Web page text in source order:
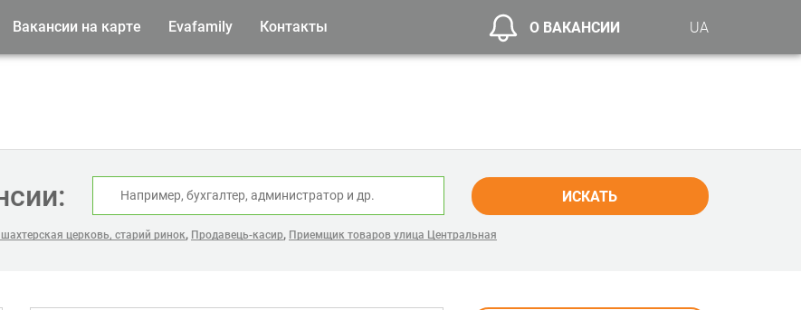
Вакансии на карте Evafamily Контакты О ВАКАНСИИ UA
ИСКАТЬ
церковь, старий ринок, Продавець-касир, Приемщик товаров улица Центральная